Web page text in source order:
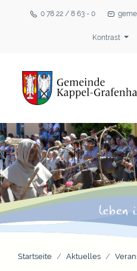
0 78 22 / 8 63 - 0
Kontrast
Startseite Aktuelles